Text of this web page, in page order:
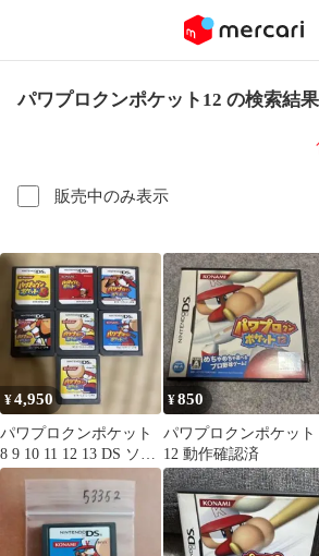
パワプロクンポケット12 の検索結果
販売中のみ表示
¥4,950
パワプロクンポケット
8 9 10 11 12 13 DS ソフ
ト 7本セット
¥850
パワプロクンポケット
12 動作確認済